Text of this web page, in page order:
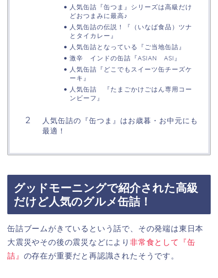
人気缶詰『缶つま』シリーズは高級だけ
どおつまみに最高♪
人気缶詰の伝説！『（いなば食品）ツナ
とタイカレー』
人気缶詰となっている『ご当地缶詰』
激辛 インドの缶詰『ASIAN ASI』
人気缶詰『どこでもスイーツ缶チーズケ
ーキ』
人気缶詰 『たまごかけごはん専用コー
ンビーフ』
人気缶詰の『缶つま』はお歳暮・お中元にも
最適！
グッドモーニングで紹介された高級
だけど人気のグルメ缶詰！
缶詰ブームがきているという話で、その発端は東日本
大震災やその後の震災などにより 非常食として『缶
詰』 の存在が重要だと再認識されたそうです。